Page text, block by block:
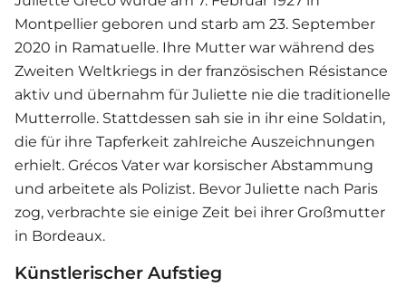
Montpellier geboren und starb am 23. September
2020 in Ramatuelle. Ihre Mutter war während des
Zweiten Weltkriegs in der französischen Résistance
aktiv und übernahm für Juliette nie die traditionelle
Mutterrolle. Stattdessen sah sie in ihr eine Soldatin,
die für ihre Tapferkeit zahlreiche Auszeichnungen
erhielt. Grécos Vater war korsischer Abstammung
und arbeitete als Polizist. Bevor Juliette nach Paris
zog, verbrachte sie einige Zeit bei ihrer Großmutter
in Bordeaux.
Künstlerischer Aufstieg